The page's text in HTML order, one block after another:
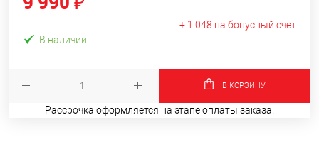
+ 1 048 на бонусный счет
В наличии
В КОРЗИНУ
Рассрочка оформляется на этапе оплаты заказа!